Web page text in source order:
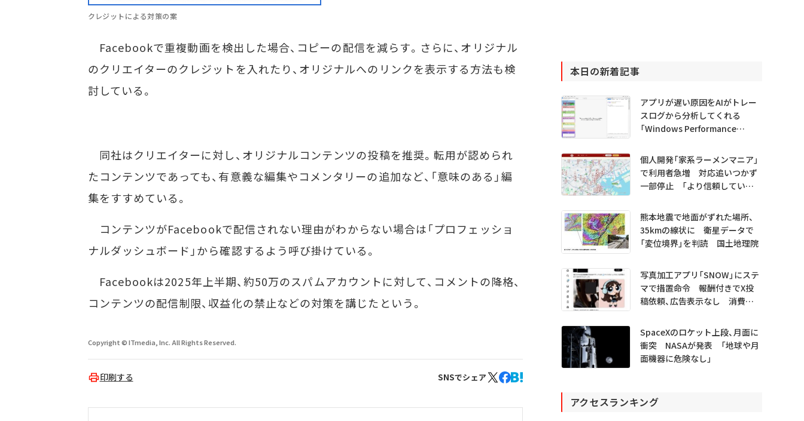
クレジットによる対策の案
Facebookで重複動画を検出した場合、コピーの配信を減らす。さらに、オリジナル
のクリエイターのクレジットを入れたり、オリジナルへのリンクを表示する方法も検
討している。
同社はクリエイターに対し、オリジナルコンテンツの投稿を推奨。転用が認められ
たコンテンツであっても、有意義な編集やコメンタリーの追加など、「意味のある」編
集をすすめている。
コンテンツがFacebookで配信されない理由がわからない場合は「プロフェッショ
ナルダッシュボード」から確認するよう呼び掛けている。
Facebookは2025年上半期、約50万のスパムアカウントに対して、コメントの降格、
コンテンツの配信制限、収益化の禁止などの対策を講じたという。
Copyright © ITmedia, Inc. All Rights Reserved.
印刷する SNSでシェア
本日の新着記事
アプリが遅い原因をAIがトレー
スログから分析してくれる
「Windows Performance
プレビュー公開
個人開発「家系ラーメンマニア」
で利用者急増 対応追いつかず
一部停止 「より信頼していた
熊本地震で地面がずれた場所、
35kmの線状に 衛星データで
「変位境界」を判読 国土地理院
写真加工アプリ「SNOW」にステ
マで措置命令 報酬付きでX投
稿依頼、広告表示なし 消費者
SpaceXのロケット上段、月面に
衝突 NASAが発表 「地球や月
面機器に危険なし」
アクセスランキング